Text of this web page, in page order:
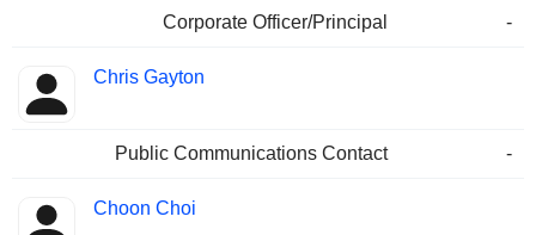
Corporate Officer/Principal -
Chris Gayton
Public Communications Contact -
Choon Choi